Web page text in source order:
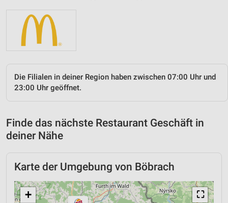
Die Filialen in deiner Region haben zwischen 07:00 Uhr und
23:00 Uhr geöffnet.
Finde das nächste Restaurant Geschäft in
deiner Nähe
Karte der Umgebung von Böbrach
⛶
+